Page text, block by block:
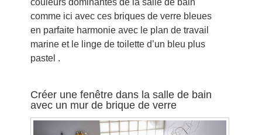
couleurs dominantes de la salle de bain
comme ici avec ces briques de verre bleues
en parfaite harmonie avec le plan de travail
marine et le linge de toilette d’un bleu plus
pastel .
Créer une fenêtre dans la salle de bain
avec un mur de brique de verre